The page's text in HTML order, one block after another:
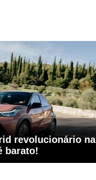
revolucionário na
barato!